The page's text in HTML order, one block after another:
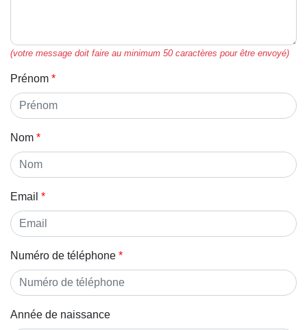
(votre message doit faire au minimum 50 caractères pour être envoyé)
Prénom
Nom
Email
Numéro de téléphone
Année de naissance